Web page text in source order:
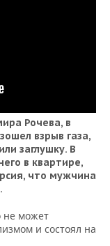
Рочева, в
взрыв газа,
заглушку. В
в квартире,
что мужчина
не может
и состоял на